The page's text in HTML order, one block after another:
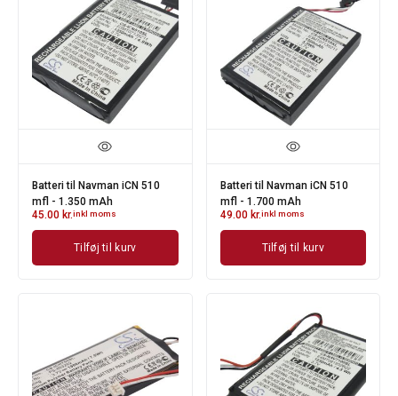
Batteri til Navman iCN 510
mfl - 1.350 mAh
45.00 kr.inkl moms
Tilføj til kurv
Batteri til Navman iCN 510
mfl - 1.700 mAh
49.00 kr.inkl moms
Tilføj til kurv